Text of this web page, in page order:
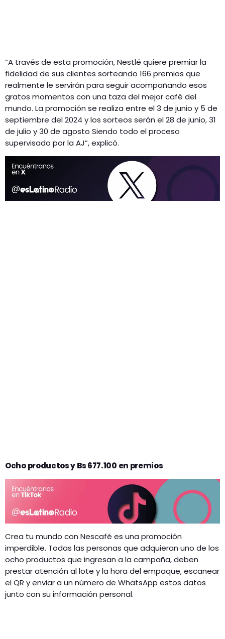
“A través de esta promoción, Nestlé quiere premiar la
fidelidad de sus clientes sorteando 166 premios que
realmente le servirán para seguir acompañando esos
gratos momentos con una taza del mejor café del
mundo. La promoción se realiza entre el 3 de junio y 5 de
septiembre del 2024 y los sorteos serán el 28 de junio, 31
de julio y 30 de agosto Siendo todo el proceso
supervisado por la AJ”, explicó.
Ocho productos y Bs 677.100 en premios
Crea tu mundo con Nescafé es una promoción
imperdible. Todas las personas que adquieran uno de los
ocho productos que ingresan a la campaña, deben
prestar atención al lote y la hora del empaque, escanear
el QR y enviar a un número de WhatsApp estos datos
junto con su información personal.